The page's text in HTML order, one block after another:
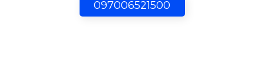
097006521500